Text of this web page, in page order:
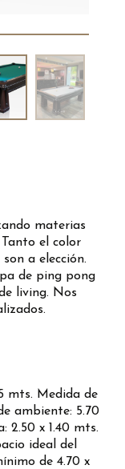
materias
el color
a elección.
de ping pong
living. Nos
mts. Medida de
ambiente: 5.70
2.50 x 1.40 mts.
ideal del
de 4.70 x